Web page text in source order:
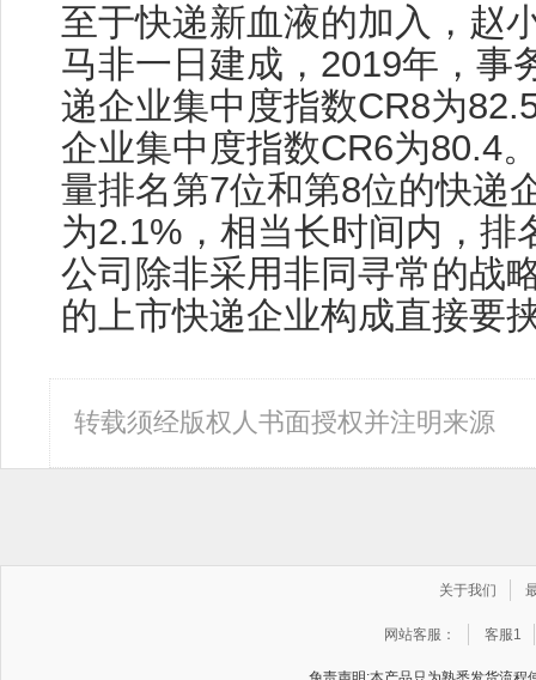
至于快递新血液的加入，赵
马非一日建成，2019年，事
递企业集中度指数CR8为
企业集中度指数CR6为80.4
量排名第7位和第8位的快递
为2.1%，相当长时间内，排
公司除非采用非同寻常的战
的上市快递企业构成直接要
转载须经版权人书面授权并注明来源
关于我们
网站客服： 客服1